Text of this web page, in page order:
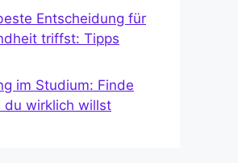
Entscheidung für
triffst: Tipps
im Studium: Finde
du wirklich willst